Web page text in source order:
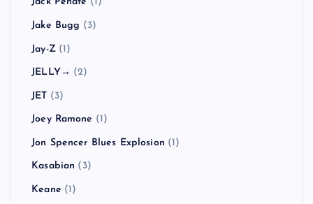
Jake Bugg (3)
Jay-Z(1)
JELLY→ (2)
JET (3)
Joey Ramone (1)
Jon Spencer Blues Explosion (1)
Kasabian (3)
Keane (1)